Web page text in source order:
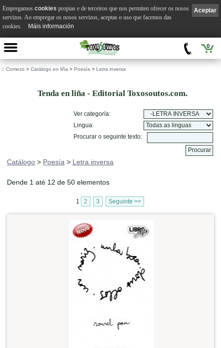
0
:: Comezo > Catálogo en liña > Poesía > Letra inversa
Tenda en liña - Editorial Toxosoutos.com.
Ver categoría:
Lingua:
Procurar o seguinte texto:
Catálogo > Poesía > Letra inversa
Dende 1 até 12 de 50 elementos
1 2 3 Seguinte >>
Aceptar
Empregamos cookies propias e de terceiros que nos permiten ofrecer os nosos
servizos. Ao empregar os nosos servizos, aceptas o uso que facemos das
cookies.
Máis información